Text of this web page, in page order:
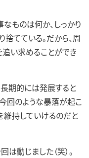
ものは何か、しっかり
てている。だから、周
追い求めることができ
期的には発展すると
回のような暴落が起こ
維持していけるのだと
は動じました（笑）。